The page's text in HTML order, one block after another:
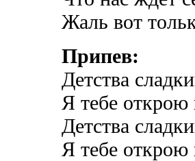
Жаль вот
Припев:
Детства
Я тебе открою
Детства
Я тебе открою